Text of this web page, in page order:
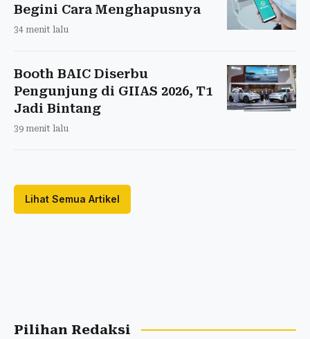
Begini Cara Menghapusnya
34 menit lalu
Booth BAIC Diserbu
Pengunjung di GIIAS 2026, T1
Jadi Bintang
39 menit lalu
Lihat Semua Artikel
Pilihan Redaksi